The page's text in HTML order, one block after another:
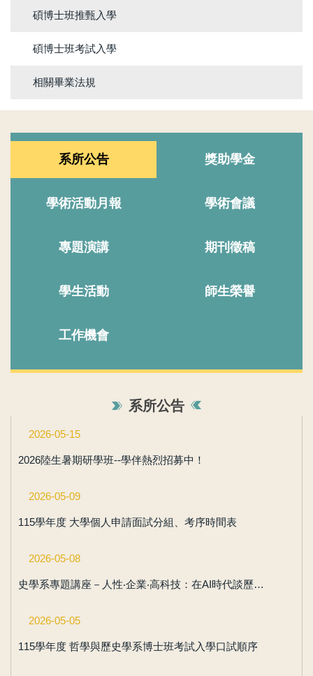
碩博士班推甄入學
碩博士班考試入學
相關畢業法規
系所公告 獎助學金
學術活動月報 學術會議
專題演講 期刊徵稿
學生活動 師生榮譽
工作機會
系所公告
2026-05-15
2026陸生暑期研學班--學伴熱烈招募中！
2026-05-09
115學年度 大學個人申請面試分組、考序時間表
2026-05-08
史學系專題講座－人性‧企業‧高科技：在AI時代談歷史與管理
2026-05-05
115學年度 哲學與歷史學系博士班考試入學口試順序